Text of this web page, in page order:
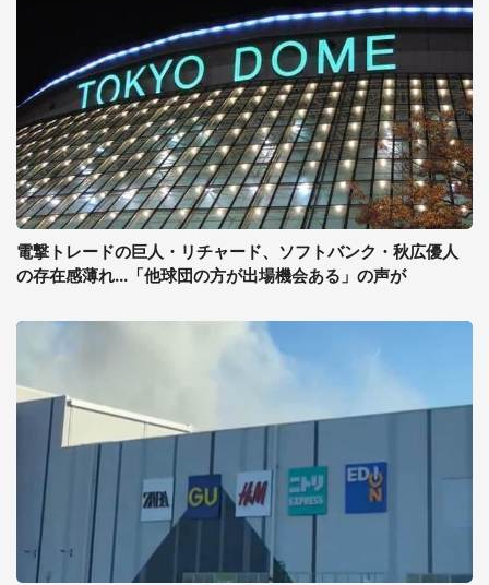
電撃トレードの巨人・リチャード、ソフトバンク・秋広優人
の存在感薄れ...「他球団の方が出場機会ある」の声が